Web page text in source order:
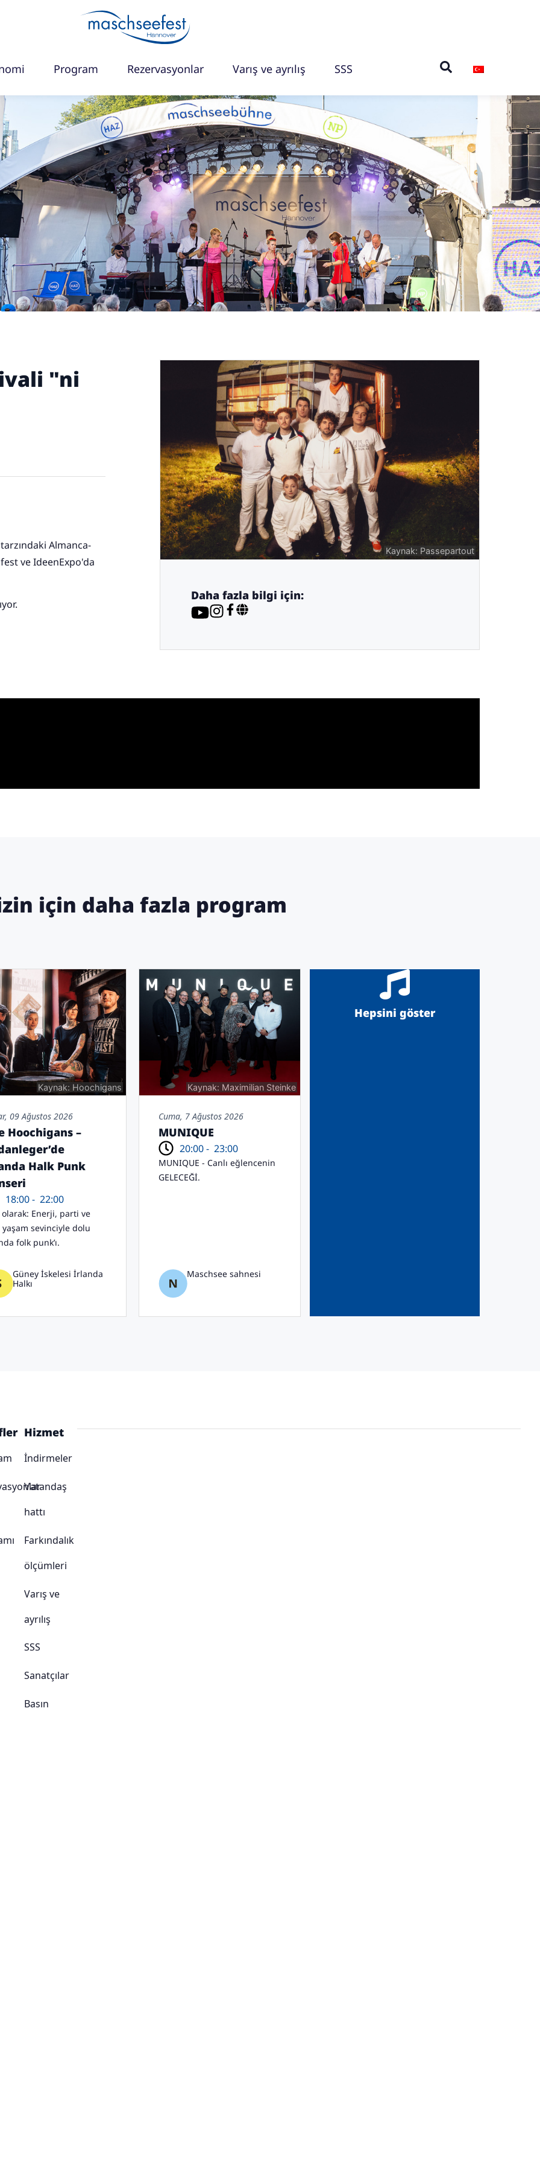
Program Rezervasyonlar Varış ve ayrılış SSS
"ni
Almanca-
ve IdeenExpo'da
Kaynak: Passepartout
Daha fazla bilgi için:
için daha fazla program
Kaynak: Hoochigans
09 Ağustos 2026
Hoochigans –
Halk Punk
18:00 - 22:00
olarak: Enerji, parti ve
yaşam sevinciyle dolu
folk punk’ı.
Güney İskelesi İrlanda
Halkı
Kaynak: Maximilian Steinke
Cuma, 7 Ağustos 2026
MUNIQUE
20:00 - 23:00
MUNIQUE - Canlı eğlencenin
GELECEĞİ.
Maschsee sahnesi
Hepsini göster
Hizmet
İndirmeler
Vatandaş
hattı
Farkındalık
ölçümleri
Varış ve
ayrılış
SSS
Sanatçılar
Basın